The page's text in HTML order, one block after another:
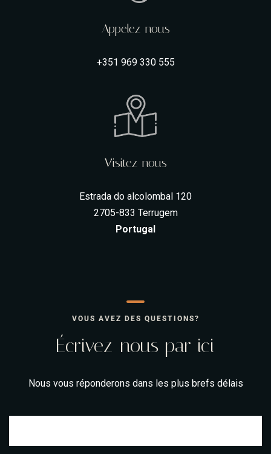
Appelez-nous
+351 969 330 555
Visitez-nous
Estrada do alcolombal 120
2705-833 Terrugem
Portugal
VOUS AVEZ DES QUESTIONS?
Écrivez-nous par ici
Nous vous réponderons dans les plus brefs délais